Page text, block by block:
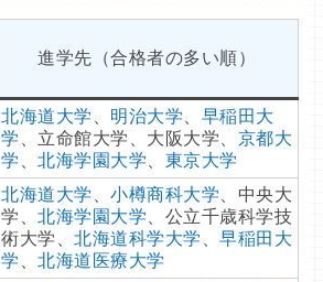
進学先（合格者の多い順）
北海道大学 、 明治大学、 早稲田大
学 、立命館大学、大阪大学、 京都大
学 、北海学園大学、 東京大学
北海道大学 、小樽商科大学、中央大
学、北海学園大学、公立千歳科学技
術大学、北海道科学大学 、早稲田大
学 、北海道医療大学